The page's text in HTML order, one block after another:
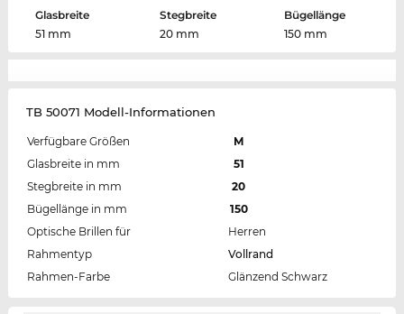
Glasbreite
51 mm
Stegbreite
20 mm
Bügellänge
150 mm
TB 50071 Modell-Informationen
Verfügbare Größen
M
Glasbreite in mm
51
Stegbreite in mm
20
Bügellänge in mm
150
Optische Brillen für
Herren
Rahmentyp
Vollrand
Rahmen-Farbe
Glänzend Schwarz